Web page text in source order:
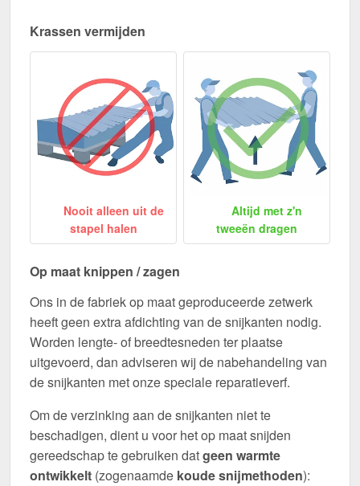
Krassen vermijden
Nooit alleen uit de
stapel halen
Altijd met z'n
tweeën dragen
Op maat knippen / zagen
Ons in de fabriek op maat geproduceerde zetwerk
heeft geen extra afdichting van de snijkanten nodig.
Worden lengte- of breedtesneden ter plaatse
uitgevoerd, dan adviseren wij de nabehandeling van
de snijkanten met onze speciale reparatieverf.
Om de verzinking aan de snijkanten niet te
beschadigen, dient u voor het op maat snijden
gereedschap te gebruiken datgeen warmte
ontwikkelt (zogenaamde koude snijmethoden):